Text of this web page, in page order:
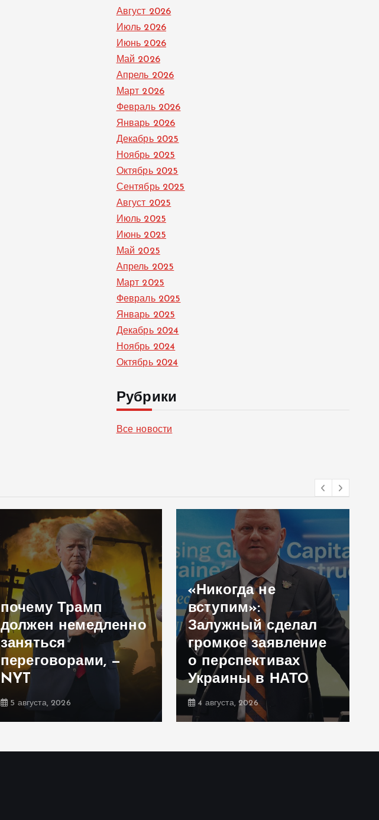
Август 2026
Июль 2026
Июнь 2026
Май 2026
Апрель 2026
Март 2026
Февраль 2026
Январь 2026
Декабрь 2025
Ноябрь 2025
Октябрь 2025
Сентябрь 2025
Август 2025
Июль 2025
Июнь 2025
Май 2025
Апрель 2025
Март 2025
Февраль 2025
Январь 2025
Декабрь 2024
Ноябрь 2024
Октябрь 2024
Рубрики
Все новости
почему Трамп
должен немедленно
заняться
переговорами, —
NYT
5 августа, 2026
«Никогда не
вступим»:
Залужный сделал
громкое заявление
о перспективах
Украины в НАТО
4 августа, 2026